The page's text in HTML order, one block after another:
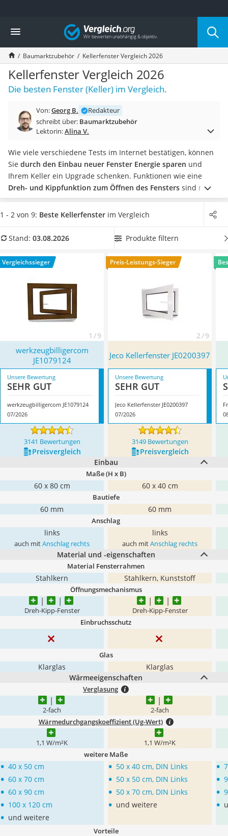
Die beliebtesten Vergleiche nach Kategorie
Baumarkt
Tresor feuerfest
Makita-Akku-Rasenmäher
Kappsäge
Smartes Türschloss
Akku-Rasentrimmer
Feuchtigkeitsmessgerät
Split-Klimaanlage 2 Innengeräte
Pelletofen
Tiefbrunnenpumpe
Fliesenschneider
Hochdruckreiniger
Doppelschleifer
Überwachungskamera
Benzinrasenmäher mit Elektrostart
Löschdecke
Winterharte Palmen
Gasdurchlauferhitzer
Vergleich
Baumarktzubehör Kellerfenster Vergleich 2026
Kellerfenster Vergleich 2026
Die besten Fenster (Keller) im Vergleich.
Von:Georg B.
Redakteur
schreibt über: Baumarktzubehör
Lektorin:Alina V.
Wie viele verschiedene Tests im Internet bestätigen, können
Sie durch den Einbau neuer Fenster Energie sparen und
Ihrem Keller ein Upgrade schenken. Funktionen wie eine
Dreh- und Kippfunktion zum Öffnen des Fensters sind nur
ein Vorteil, den neue Kellerfenster Ihnen verschaffen können.
Bei Ihnen im Keller ist es oft kalt? Dann wählen Sie jetzt ein
Überzeugt hat uns hier im August 2026 besonders das
Eigenschaften.
1 - 2 von 9: Beste Kellerfenster im Vergleich
Stand: 03.08.2026 Produkte filtern
Vergleichssieger
1 / 9
Preis-Leistungs-Sieger
2 / 9
werkzeugbilligercom
JE1079124
Jeco Kellerfenster JE0200397
Unsere Bewertung
SEHR GUT
werkzeugbilligercom JE1079124
07/2026
Unsere Bewertung
SEHR GUT
Jeco Kellerfenster JE0200397
07/2026
3141 Bewertungen 3149 Bewertungen
Preis­vergleich
Preis­vergleich
Einbau
Maße (H x B)
60 x 80 cm 60 x 40 cm
Bautiefe
60 mm 60 mm
Anschlag
links
auch mitAnschlag rechts
links
auch mitAnschlag rechts
Material und -eigenschaften
Material Fensterrahmen
Stahlkern Stahlkern, Kunststoff
Öffnungsmechanismus
Dreh-Kipp-Fenster Dreh-Kipp-Fenster
Einbruchsschutz
Glas
Klarglas
Klarglas
Wärmeeigenschaften
Verglasung
2-fach 2-fach
Wärmedurchgangskoeffizient (Ug-Wert)
1,1 W/m²K 1,1 W/m²K
weitere Maße
• 40 x 50 cm
• 60 x 70 cm
• 60 x 90 cm
• 100 x 120 cm
• und weitere
• 50 x 40 cm, DIN Links
• 50 x 50 cm, DIN Links
• 50 x 70 cm, DIN Links
• und weitere
•
•
•
•
Vorteile